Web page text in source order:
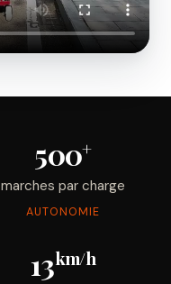
500+
marches par charge
AUTONOMIE
13km/h